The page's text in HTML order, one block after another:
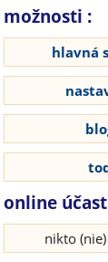
možnosti :
hlavná
online
nikto